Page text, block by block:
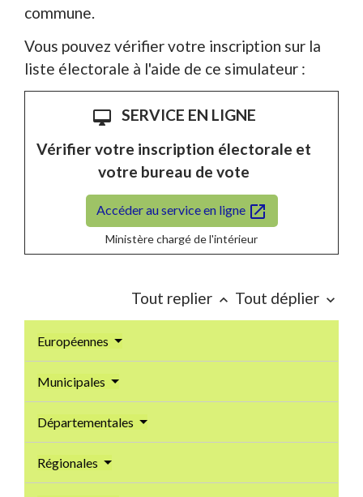
commune.
Vous pouvez vérifier votre inscription sur la
liste électorale à l'aide de ce simulateur :
desktop_mac SERVICE EN LIGNE
Vérifier votre inscription électorale et
votre bureau de vote
Accéder au service en ligne open_in_new
Ministère chargé de l'intérieur
Tout replier keyboard_arrow_up Tout déplier keyboard_arrow_down
Européennes
Municipales
Départementales
Régionales